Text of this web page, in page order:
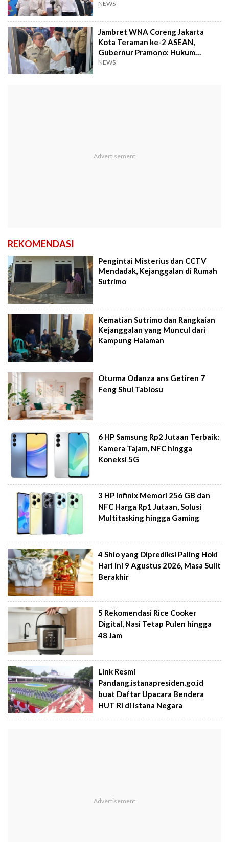
NEWS
Jambret WNA Coreng Jakarta
Kota Teraman ke-2 ASEAN,
Gubernur Pramono: Hukum
Seberat-beratnya!
NEWS
REKOMENDASI
Pengintai Misterius dan CCTV
Mendadak, Kejanggalan di Rumah
Sutrimo
Kematian Sutrimo dan Rangkaian
Kejanggalan yang Muncul dari
Kampung Halaman
Oturma Odanza ans Getiren 7
Feng Shui Tablosu
6 HP Samsung Rp2 Jutaan Terbaik:
Kamera Tajam, NFC hingga
Koneksi 5G
3 HP Infinix Memori 256 GB dan
NFC Harga Rp1 Jutaan, Solusi
Multitasking hingga Gaming
4 Shio yang Diprediksi Paling Hoki
Hari Ini 9 Agustus 2026, Masa Sulit
Berakhir
5 Rekomendasi Rice Cooker
Digital, Nasi Tetap Pulen hingga
48 Jam
Link Resmi
Pandang.istanapresiden.go.id
buat Daftar Upacara Bendera
HUT RI di Istana Negara